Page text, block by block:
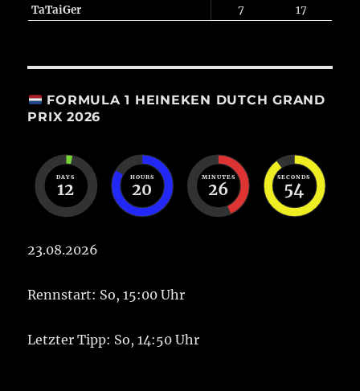
TaTaiGer
7 17
FORMULA 1 HEINEKEN DUTCH GRAND
PRIX 2026
DAYS
12
HOURS
20
MINUTES
26
SECONDS
53
23.08.2026
Rennstart: So, 15:00 Uhr
Letzter Tipp: So, 14:50 Uhr